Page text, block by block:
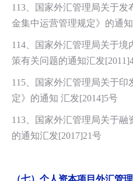
113、国家外汇管理局关于
金集中运营管理规定》的通
114、国家外汇管理局关于
策有关问题的通知汇发
115、国家外汇管理局关于
定》的通知 汇发[2014]5号
113、国家外汇管理局关于
的通知汇发[2017]21号
（七）个人资本项目外汇管理